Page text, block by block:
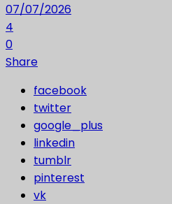
07/07/2026
4
0
Share
facebook
twitter
google_plus
linkedin
tumblr
pinterest
vk